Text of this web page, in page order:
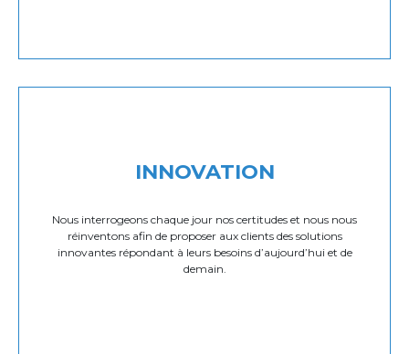
INNOVATION
Nous interrogeons chaque jour nos certitudes et nous nous
réinventons afin de proposer aux clients des solutions
innovantes répondant à leurs besoins d’aujourd’hui et de
demain.